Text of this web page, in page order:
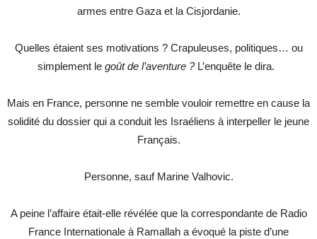
armes entre Gaza et la Cisjordanie.
Quelles étaient ses motivations ? Crapuleuses, politiques… ou
simplement le goût de l’aventure ? L’enquête le dira.
Mais en France, personne ne semble vouloir remettre en cause la
solidité du dossier qui a conduit les Israéliens à interpeller le jeune
Français.
Personne, sauf Marine Valhovic.
A peine l’affaire était-elle révélée que la correspondante de Radio
France Internationale à Ramallah a évoqué la piste d’une